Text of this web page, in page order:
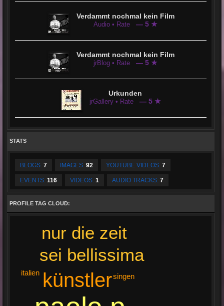
Verdammt nochmal kein Film
Audio • Rate — 5 ★
Verdammt nochmal kein Film
jrBlog • Rate — 5 ★
Urkunden
jrGallery • Rate — 5 ★
STATS
BLOGS: 7 IMAGES: 92 YOUTUBE VIDEOS: 7
EVENTS: 116 VIDEOS: 1 AUDIO TRACKS: 7
PROFILE TAG CLOUD:
künstler
sei bellissima
nur die zeit
singen
italien